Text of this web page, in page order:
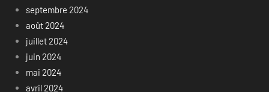
septembre 2024
août 2024
juillet 2024
juin 2024
mai 2024
avril 2024